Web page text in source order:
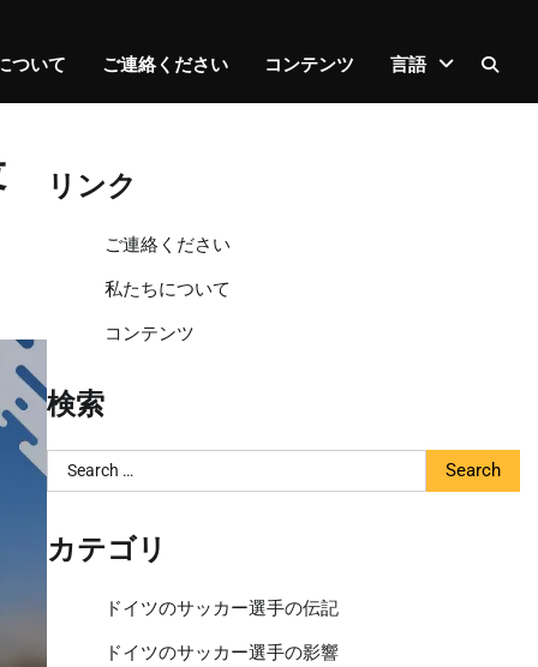
ついて ご連絡ください コンテンツ 言語
リンク
ご連絡ください
私たちについて
コンテンツ
検索
Search
for:
カテゴリ
ドイツのサッカー選手の伝記
ドイツのサッカー選手の影響